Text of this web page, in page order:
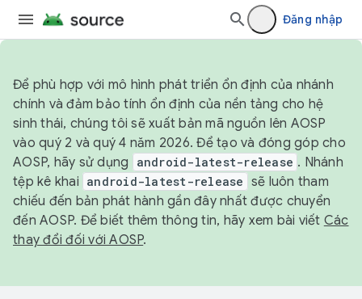
Đăng nhập
Để phù hợp với mô hình phát triển ổn định của nhánh
chính và đảm bảo tính ổn định của nền tảng cho hệ
sinh thái, chúng tôi sẽ xuất bản mã nguồn lên AOSP
vào quý 2 và quý 4 năm 2026. Để tạo và đóng góp cho
AOSP, hãy sử dụng
android-latest-release . Nhánh
tệp kê khai android-latest-release sẽ luôn tham
chiếu đến bản phát hành gần đây nhất được chuyển
đến AOSP. Để biết thêm thông tin, hãy xem bài viết Các
thay đổi đối với AOSP.